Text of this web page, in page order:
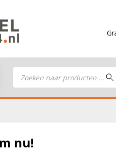
Gratis
Producten
zoeken
nu!